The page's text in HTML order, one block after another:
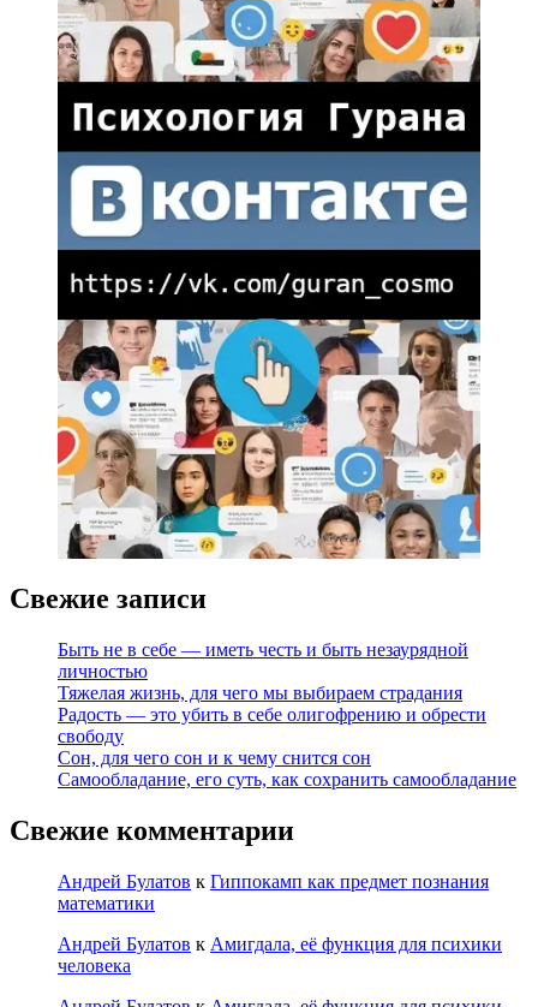
Свежие записи
Быть не в себе — иметь честь и быть незаурядной
личностью
Тяжелая жизнь, для чего мы выбираем страдания
Радость — это убить в себе олигофрению и обрести
свободу
Сон, для чего сон и к чему снится сон
Самообладание, его суть, как сохранить самообладание
Свежие комментарии
Андрей Булатов к Гиппокамп как предмет познания
математики
Андрей Булатов к Амигдала, её функция для психики
человека